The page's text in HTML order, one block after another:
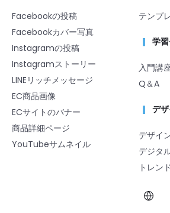
Facebookの投稿
Facebookカバー写真
Instagramの投稿
Instagramストーリー
LINEリッチメッセージ
EC商品画像
ECサイトのバナー
商品詳細ページ
YouTubeサムネイル
テンプ
学
入門講
Q＆A
デ
デザイ
デジタ
トレン